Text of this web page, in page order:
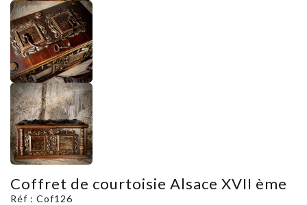
Coffret de courtoisie Alsace XVII ème
Réf : Cof126